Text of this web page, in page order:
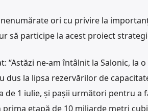
ori cu privire la
să participe la acest proiect
“Astăzi ne-am întâlnit la Salonic, la
dus la lipsa rezervărilor de
de 1 iulie, și pașii următori pentru a
etapă de 10 miliarde metri